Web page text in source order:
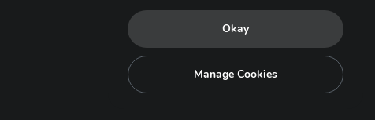
Copyright © 2025. All Rights Reserved.
Okay
Manage Cookies